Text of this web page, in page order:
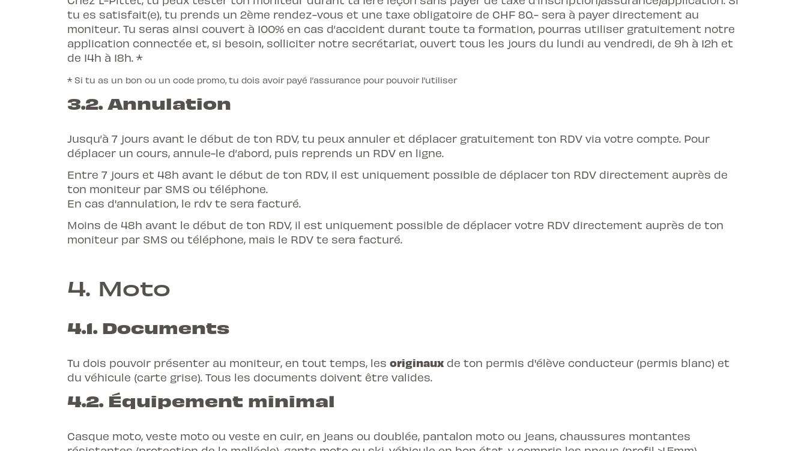
tu es satisfait(e), tu prends un 2ème rendez-vous et une taxe obligatoire de CHF 80.- sera à payer directement au
moniteur. Tu seras ainsi couvert à 100% en cas d’accident durant toute ta formation, pourras utiliser gratuitement notre
application connectée et, si besoin, solliciter notre secrétariat, ouvert tous les jours du lundi au vendredi, de 9h à 12h et
de 14h à 18h. *
* Si tu as un bon ou un code promo, tu dois avoir payé l’assurance pour pouvoir l’utiliser
3.2. Annulation
Jusqu’à 7 jours avant le début de ton RDV, tu peux annuler et déplacer gratuitement ton RDV via votre compte. Pour
déplacer un cours, annule-le d’abord, puis reprends un RDV en ligne.
Entre 7 jours et 48h avant le début de ton RDV, il est uniquement possible de déplacer ton RDV directement auprès de
ton moniteur par SMS ou téléphone.
En cas d'annulation, le rdv te sera facturé.
Moins de 48h avant le début de ton RDV, il est uniquement possible de déplacer votre RDV directement auprès de ton
moniteur par SMS ou téléphone, mais le RDV te sera facturé.
4. Moto
4.1. Documents
Tu dois pouvoir présenter au moniteur, en tout temps, les originaux de ton permis d'élève conducteur (permis blanc) et
du véhicule (carte grise). Tous les documents doivent être valides.
4.2. Équipement minimal
Casque moto, veste moto ou veste en cuir, en jeans ou doublée, pantalon moto ou jeans, chaussures montantes